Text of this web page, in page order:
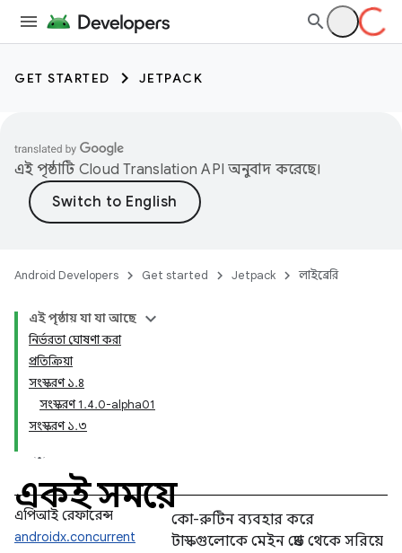
GET STARTED JETPACK
এই পৃষ্ঠাটি Cloud Translation API অনুবাদ করেছে।
Android Developers Get started Jetpack লাইব্রেরি
এই পৃষ্ঠায় যা যা আছে
নির্ভরতা ঘোষণা করা
প্রতিক্রিয়া
সংস্করণ ১.৪
সংস্করণ 1.4.0-alpha01
সংস্করণ ১.৩
একই সময়ে
এপিআই রেফারেন্স
androidx.concurrent
কো-রুটিন ব্যবহার করে
টাস্কগুলোকে মেইন থ্রেড থেকে সরিয়ে